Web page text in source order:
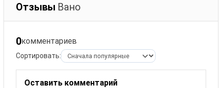
Отзывы Вано
0комментариев
Сортировать:
Оставить комментарий